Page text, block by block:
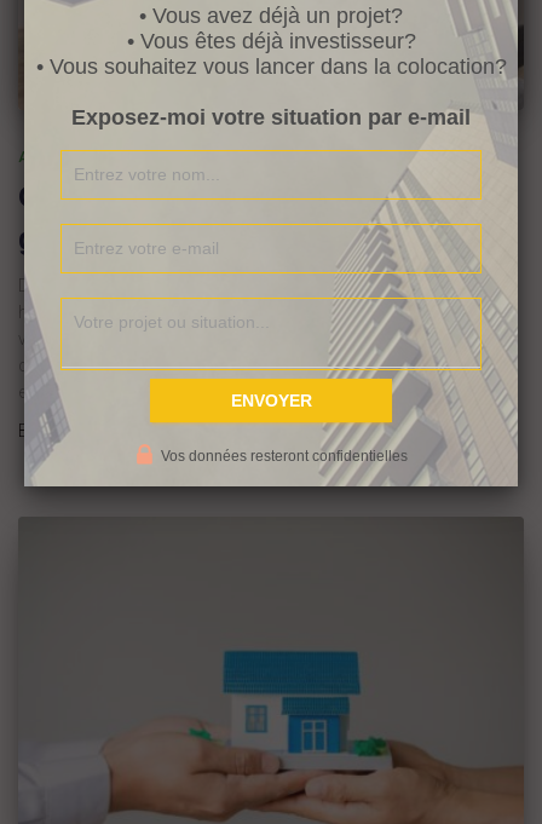
ARTICLE
Colocation cheap ou haut de
gamme
Dans cet article je vais vous donner une définition de la colocation
haut de gamme plus quelques conseils et je vous demanderai
votre avis, par rapport à une anecdote à la fin. Je suis experte en
colocation haut rendement, mais qu’est-ce que le haut rendement
exactement ?! La colocation haut rendement
Read more…
By Audrey ago
• Vous avez déjà un projet?
• Vous êtes déjà investisseur?
• Vous souhaitez vous lancer dans la colocation?
Exposez-moi votre situation par e-mail
Vos données resteront confidentielles